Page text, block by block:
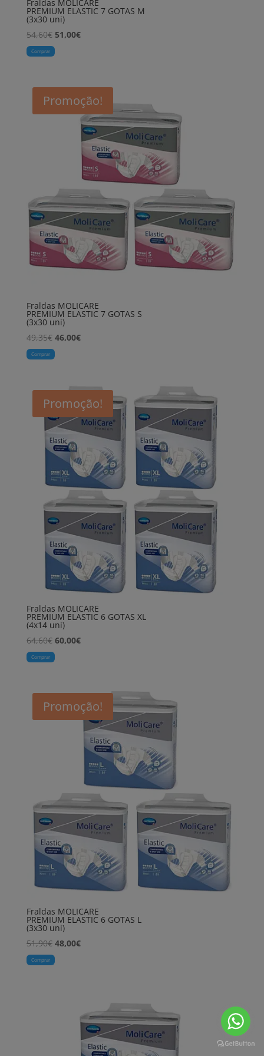
Fraldas MOLICARE
PREMIUM ELASTIC 7 GOTAS M
(3x30 uni)
54,60€ O
preço
54,60€.
51,00€O
51,00€.
Comprar
Promoção!
Fraldas MOLICARE
PREMIUM ELASTIC 7 GOTAS S
(3x30 uni)
49,35€ O
preço
49,35€.
46,00€O
46,00€.
Comprar
Promoção!
Fraldas MOLICARE
PREMIUM ELASTIC 6 GOTAS XL
(4x14 uni)
64,60€ O
preço
64,60€.
60,00€O
60,00€.
Comprar
Promoção!
Fraldas MOLICARE
PREMIUM ELASTIC 6 GOTAS L
(3x30 uni)
51,90€ O
preço
48,00€O
Comprar